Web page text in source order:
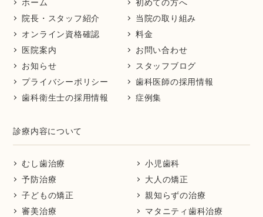
ホーム
初めての方へ
院長・スタッフ紹介
当院の取り組み
オンライン資格確認
料金
医院案内
お問い合わせ
お知らせ
スタッフブログ
プライバシーポリシー
歯科医師の採用情報
歯科衛生士の採用情報
症例集
診療内容について
むし歯治療
小児歯科
予防治療
大人の矯正
子どもの矯正
親知らずの治療
審美治療
マタニティ歯科治療